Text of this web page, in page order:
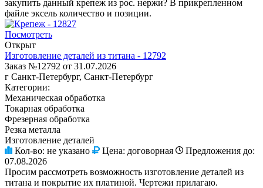
закупить данный крепеж из рос. нержи? В прикрепленном
файле эксель количество и позиции.
Посмотреть
Открыт
Изготовление деталей из титана - 12792
Заказ №12792 от 31.07.2026
г Санкт-Петербург, Санкт-Петербург
Категории:
Механическая обработка
Токарная обработка
Фрезерная обработка
Резка металла
Изготовление деталей
Кол-во: не указано Цена: договорная
Предложения до:
07.08.2026
Просим рассмотреть возможность изготовление деталей из
титана и покрытие их платиной. Чертежи прилагаю.